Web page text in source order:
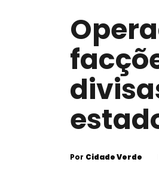
Por Cidade Verde